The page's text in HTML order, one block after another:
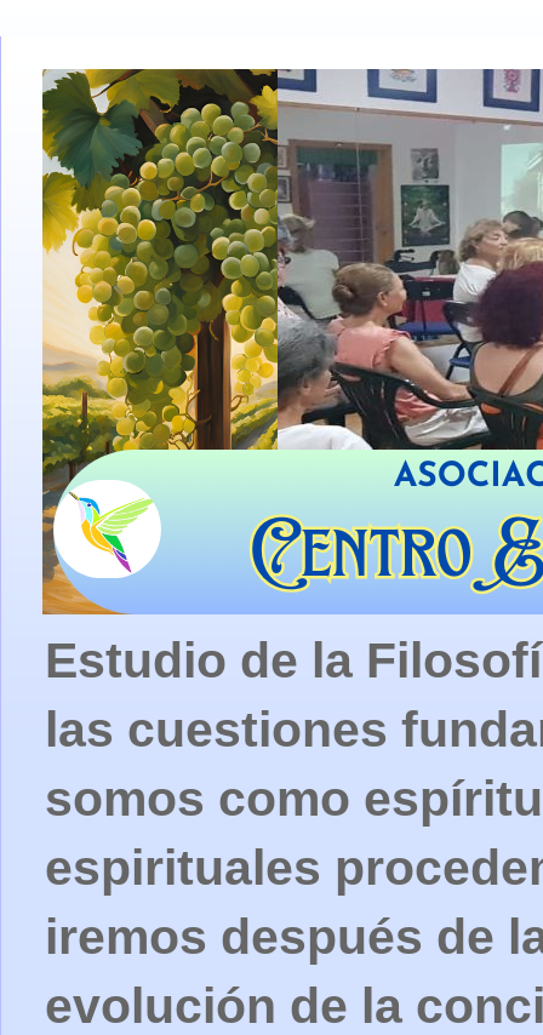
Estudio de la
las cuestiones
somos como
espirituales
iremos después de
evolución de la